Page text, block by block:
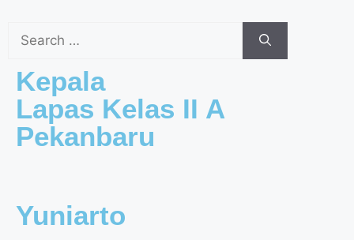
Kepala
Lapas Kelas II A
Pekanbaru
Yuniarto